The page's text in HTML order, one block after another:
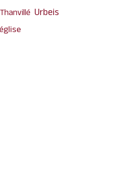
Thanvillé Urbeis
église